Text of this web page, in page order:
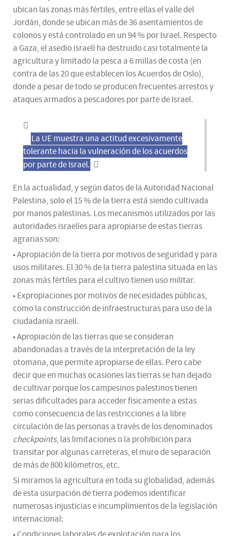
ubican las zonas más fértiles, entre ellas el valle del
Jordán, donde se ubican más de 36 asentamientos de
colonos y está controlado en un 94 % por Israel. Respecto
a Gaza, el asedio israelí ha destruido casi totalmente la
agricultura y limitado la pesca a 6 millas de costa (en
contra de las 20 que establecen los Acuerdos de Oslo),
donde a pesar de todo se producen frecuentes arrestos y
ataques armados a pescadores por parte de Israel.
La UE muestra una actitud excesivamente
tolerante hacia la vulneración de los acuerdos
por parte de Israel.
En la actualidad, y según datos de la Autoridad Nacional
Palestina, solo el 15 % de la tierra está siendo cultivada
por manos palestinas. Los mecanismos utilizados por las
autoridades israelíes para apropiarse de estas tierras
agrarias son:
• Apropiación de la tierra por motivos de seguridad y para
usos militares. El 30 % de la tierra palestina situada en las
zonas más fértiles para el cultivo tienen uso militar.
• Expropiaciones por motivos de necesidades públicas,
como la construcción de infraestructuras para uso de la
ciudadanía israelí.
• Apropiación de las tierras que se consideran
abandonadas a través de la interpretación de la ley
otomana, que permite apropiarse de ellas. Pero cabe
decir que en muchas ocasiones las tierras se han dejado
de cultivar porque los campesinos palestinos tienen
serias dificultades para acceder físicamente a estas
como consecuencia de las restricciones a la libre
circulación de las personas a través de los denominados
checkpoints, las limitaciones o la prohibición para
transitar por algunas carreteras, el muro de separación
de más de 800 kilómetros, etc.
Si miramos la agricultura en toda su globalidad, además
de esta usurpación de tierra podemos identificar
numerosas injusticias e incumplimientos de la legislación
internacional: